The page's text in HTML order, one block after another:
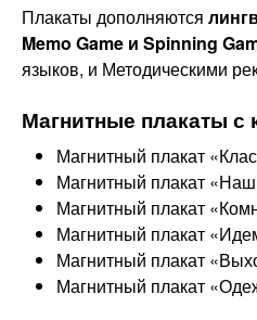
Плакаты дополняются
Memo Game и Spinning
языков, и Методическими
Магнитные плакаты с
Магнитный плакат
Магнитный плакат
Магнитный плакат
Магнитный плакат
Магнитный плакат
Магнитный плакат